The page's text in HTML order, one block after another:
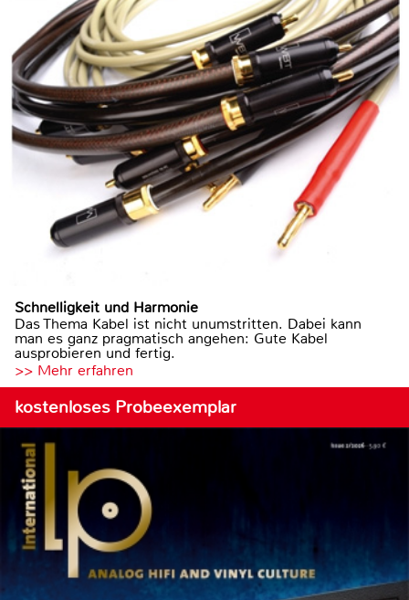
Schnelligkeit und Harmonie
Das Thema Kabel ist nicht unumstritten. Dabei kann
man es ganz pragmatisch angehen: Gute Kabel
ausprobieren und fertig.
>> Mehr erfahren
kostenloses Probeexemplar